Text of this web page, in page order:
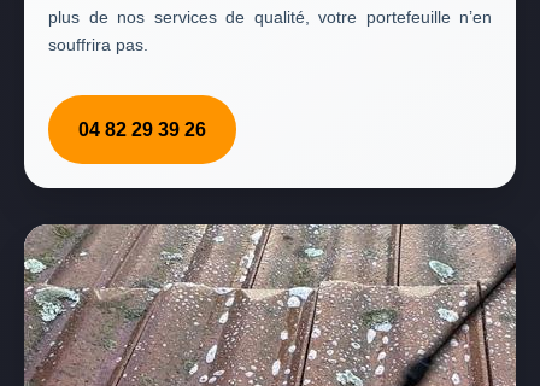
plus de nos services de qualité, votre portefeuille n’en
souffrira pas.
04 82 29 39 26